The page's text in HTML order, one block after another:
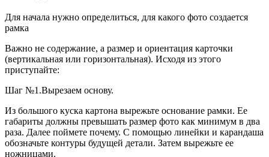
Для начала нужно определиться, для какого фото создается
рамка
Важно не содержание, а размер и ориентация карточки
(вертикальная или горизонтальная). Исходя из этого
приступайте:
Шаг №1.Вырезаем основу.
Из большого куска картона вырежьте основание рамки. Ее
габариты должны превышать размер фото как минимум в два
раза. Далее поймете почему. С помощью линейки и карандаша
обозначьте контуры будущей детали. Затем вырежьте ее
ножницами.